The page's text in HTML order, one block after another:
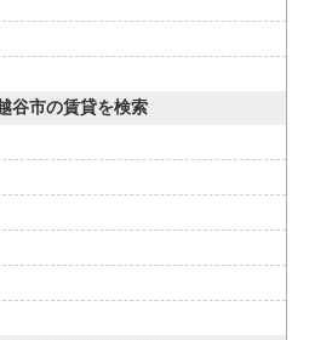
谷市の賃貸を検索